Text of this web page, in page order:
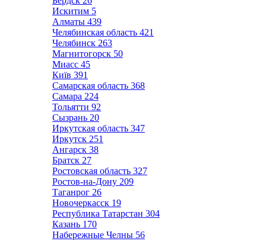
Искитим 5
Алматы 439
Челябинская область 421
Челябинск 263
Магнитогорск 50
Миасс 45
Київ 391
Самарская область 368
Самара 224
Тольятти 92
Сызрань 20
Иркутская область 347
Иркутск 251
Ангарск 38
Братск 27
Ростовская область 327
Ростов-на-Дону 209
Таганрог 26
Новочеркасск 19
Республика Татарстан 304
Казань 170
Набережные Челны 56